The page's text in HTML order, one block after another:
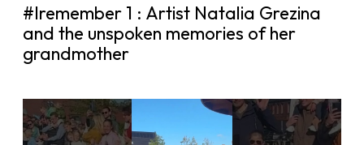
#Iremember 1 : Artist Natalia Grezina
and the unspoken memories of her
grandmother